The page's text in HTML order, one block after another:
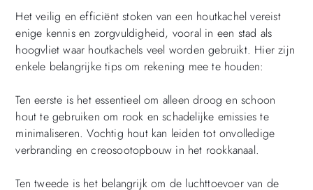
Het veilig en efficiënt stoken van een houtkachel vereist
enige kennis en zorgvuldigheid, vooral in een stad als
hoogvliet waar houtkachels veel worden gebruikt. Hier zijn
enkele belangrijke tips om rekening mee te houden:
Ten eerste is het essentieel om alleen droog en schoon
hout te gebruiken om rook en schadelijke emissies te
minimaliseren. Vochtig hout kan leiden tot onvolledige
verbranding en creosootopbouw in het rookkanaal.
Ten tweede is het belangrijk om de luchttoevoer van de